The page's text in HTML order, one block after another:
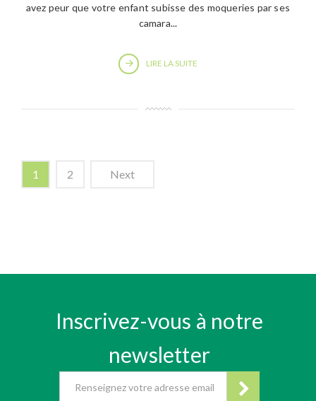
avez peur que votre enfant subisse des moqueries par ses
camara...
LIRE LA SUITE
1 2 Next
Inscrivez-vous à notre
newsletter